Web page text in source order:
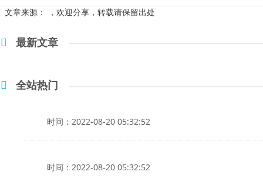
文章来源：
，欢迎分享，转载请保留出处
最新文章
全站热门
时间：2022-08-20 05:32:52
时间：2022-08-20 05:32:52